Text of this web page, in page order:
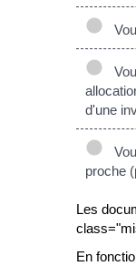
d'une
proche
Les
En